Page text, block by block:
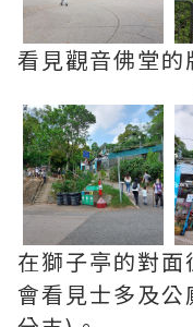
看見觀音佛堂的
在獅子亭的對面
會看見士多及